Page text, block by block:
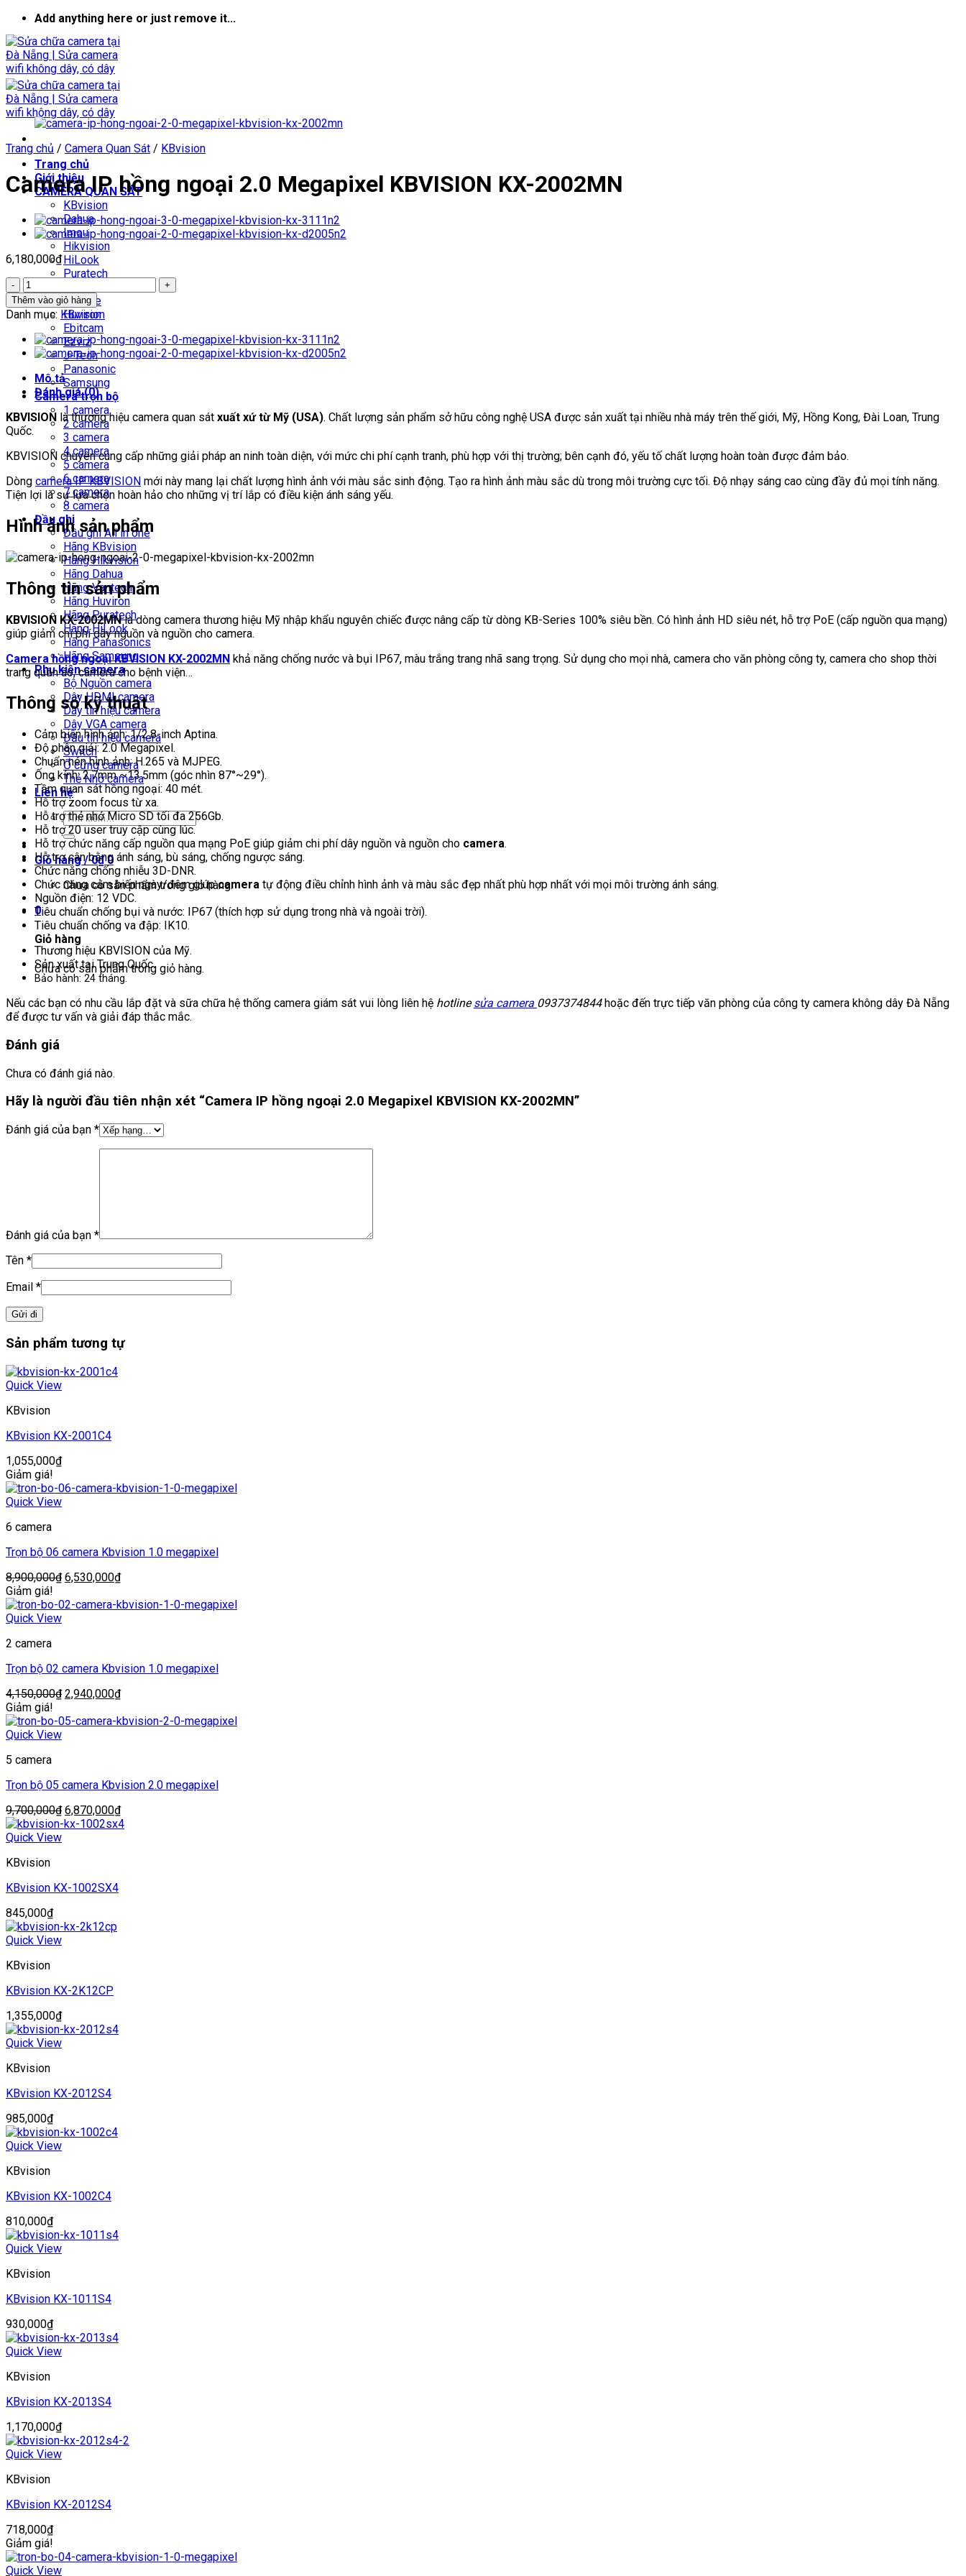
Skip
to
content
Add anything here or just remove it...
Trang chủ
Giới thiệu
CAMERA QUAN SÁT
KBvision
Dahua
Imou
Hikvision
HiLook
Puratech
Yoosee
Huviron
Ebitcam
Ezviz
J-Tech
Panasonic
Samsung
Camera trọn bộ
1 camera
2 camera
3 camera
4 camera
5 camera
6 camera
7 camera
8 camera
Đầu ghi
Đầu ghi All in one
Hãng KBvision
Hãng Hikvision
Hãng Dahua
Hãng Vantech
Hãng Huviron
Hãng Puratech
Hãng HiLook
Hãng Panasonics
Hãng Samsung
Phụ kiện camera
Bộ Nguồn camera
Dây HDMI camera
Dây tín hiệu camera
Dây VGA camera
Đầu tín hiệu camera
Switch
Ổ cứng camera
Thẻ Nhớ camera
Liên hệ
Tìm
kiếm:
Giỏ hàng /0₫ 0
Chưa có sản phẩm trong giỏ hàng.
0
Giỏ hàng
Chưa có sản phẩm trong giỏ hàng.
Trang chủ / Camera Quan Sát / KBvision
Camera IP hồng ngoại 2.0 Megapixel KBVISION KX-2002MN
6,180,000₫
Camera
IP
hồng
ngoại
2.0
Megapixel
KBVISION
KX-
2002MN
số
lượng
Thêm vào giỏ hàng
Danh mục: KBvision
Mô tả
Đánh giá (0)
KBVISION là thương hiệu camera quan sát xuất xứ từ Mỹ (USA). Chất lượng sản phẩm sở hữu công nghệ USA được sản xuất tại nhiều nhà máy trên thế giới, Mỹ, Hồng Kong, Đài Loan, Trung
Quốc.
KBVISION chuyên cung cấp những giải pháp an ninh toàn diện, với mức chi phí cạnh tranh, phù hợp với thị trường; bên cạnh đó, yếu tố chất lượng hoàn toàn được đảm bảo.
Dòng camera IP KBVISION mới này mang lại chất lượng hình ảnh với màu sắc sinh động. Tạo ra hình ảnh màu sắc dù trong môi trường cực tối. Độ nhạy sáng cao cùng đầy đủ mọi tính năng.
Tiện lợi là sự lựa chọn hoàn hảo cho những vị trí lắp có điều kiện ánh sáng yếu.
Hình ảnh sản phẩm
Thông tin sản phẩm
KBVISION KX-2002MNlà dòng camera thương hiệu Mỹ nhập khẩu nguyên chiếc được nâng cấp từ dòng KB-Series 100% siêu bền. Có hình ảnh HD siêu nét, hỗ trợ PoE (cấp nguồn qua mạng)
giúp giảm chi phí dây nguồn và nguồn cho camera.
Camera hồng ngoại KBVISION KX-2002MN khả năng chống nước và bụi IP67, màu trắng trang nhã sang trọng. Sử dụng cho mọi nhà, camera cho văn phòng công ty, camera cho shop thời
trang quần áo, camera cho bệnh viện…
Thông số kỹ thuật
Cảm biến hình ảnh: 1/2.8-inch Aptina.
Độ phân giải: 2.0 Megapixel.
Chuẩn nén hình ảnh: H.265 và MJPEG.
Ống kính: 2.7mm ~13.5mm (góc nhìn 87°~29°).
Tầm quan sát hồng ngoại: 40 mét.
Hỗ trợ zoom focus từ xa.
Hỗ trợ thẻ nhớ Micro SD tối đa 256Gb.
Hỗ trợ 20 user truy cập cùng lúc.
Hỗ trợ chức năng cấp nguồn qua mạng PoE giúp giảm chi phí dây nguồn và nguồn cho camera.
Hỗ trợ cân bằng ánh sáng, bù sáng, chống ngược sáng.
Chức năng chống nhiễu 3D-DNR.
Chức năng cảm biến ngày/đêm giúpcamera tự động điều chỉnh hình ảnh và màu sắc đẹp nhất phù hợp nhất với mọi môi trường ánh sáng.
Nguồn điện: 12 VDC.
Tiêu chuẩn chống bụi và nước: IP67 (thích hợp sử dụng trong nhà và ngoài trời).
Tiêu chuẩn chống va đập: IK10.
Thương hiệu KBVISION của Mỹ.
Sản xuất tại Trung Quốc.
Bảo hành: 24 tháng.
Nếu các bạn có nhu cầu lắp đặt và sữa chữa hệ thống camera giám sát vui lòng liên hệ hotlinesửa camera 0937374844 hoặc đến trực tiếp văn phòng của công ty camera không dây Đà Nẵng
để được tư vấn và giải đáp thắc mắc.
Đánh giá
Chưa có đánh giá nào.
Hãy là người đầu tiên nhận xét “Camera IP hồng ngoại 2.0 Megapixel KBVISION KX-2002MN”
Đánh giá của bạn *
Đánh giá của bạn *
Tên *
Email *
Sản phẩm tương tự
Quick View
KBvision
KBvision KX-2001C4
1,055,000₫
Giảm giá!
Quick View
6 camera
Trọn bộ 06 camera Kbvision 1.0 megapixel
8,900,000₫ Giá
là:
6,530,000₫Giá
tại
Giảm giá!
Quick View
2 camera
Trọn bộ 02 camera Kbvision 1.0 megapixel
4,150,000₫ Giá
là:
2,940,000₫Giá
tại
Giảm giá!
Quick View
5 camera
Trọn bộ 05 camera Kbvision 2.0 megapixel
9,700,000₫ Giá
gốc
6,870,000₫Giá
hiện
Quick View
KBvision
KBvision KX-1002SX4
845,000₫
Quick View
KBvision
KBvision KX-2K12CP
1,355,000₫
Quick View
KBvision
KBvision KX-2012S4
985,000₫
Quick View
KBvision
KBvision KX-1002C4
810,000₫
Quick View
KBvision
KBvision KX-1011S4
930,000₫
Quick View
KBvision
KBvision KX-2013S4
1,170,000₫
Quick View
KBvision
KBvision KX-2012S4
718,000₫
Giảm giá!
Quick View